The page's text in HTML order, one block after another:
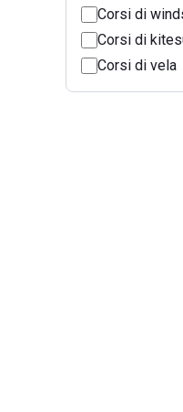
Corsi di
Corsi di
Corsi di vela